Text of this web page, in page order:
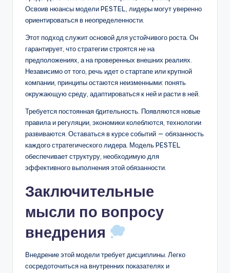
Освоив нюансы модели PESTEL, лидеры могут уверенно
ориентироваться в неопределенности.
Этот подход служит основой для устойчивого роста. Он
гарантирует, что стратегии строятся не на
предположениях, а на проверенных внешних реалиях.
Независимо от того, речь идет о стартапе или крупной
компании, принципы остаются неизменными: понять
окружающую среду, адаптироваться к ней и расти в ней.
Требуется постоянная бдительность. Появляются новые
правила и регуляции, экономики колеблются, технологии
развиваются. Оставаться в курсе событий — обязанность
каждого стратегического лидера. Модель PESTEL
обеспечивает структуру, необходимую для
эффективного выполнения этой обязанности.
Заключительные
мысли по вопросу
внедрения
Внедрение этой модели требует дисциплины. Легко
сосредоточиться на внутренних показателях и